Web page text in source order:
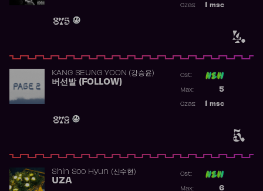
4.
875
msc
Czas:
5.
KANG SEUNG YOON (강승윤)
버선발 (FOLLOW)
872
Ost:
5
Max:
msc
Czas:
Shin Soo Hyun (신수현)
UZA
Ost:
6
Max: